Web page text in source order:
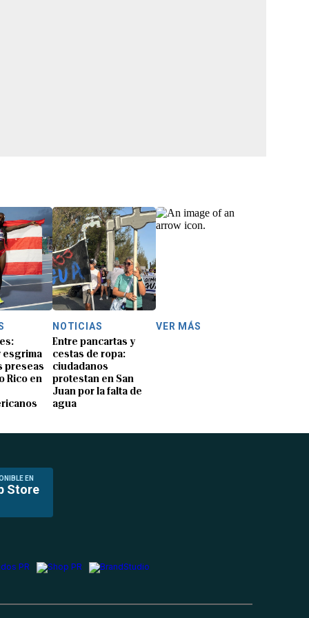
esgrima
preseas
Rico en
NOTICIAS
Entre pancartas y
cestas de ropa:
ciudadanos
protestan en San
Juan por la falta de
agua
VER MÁS
EN
Store